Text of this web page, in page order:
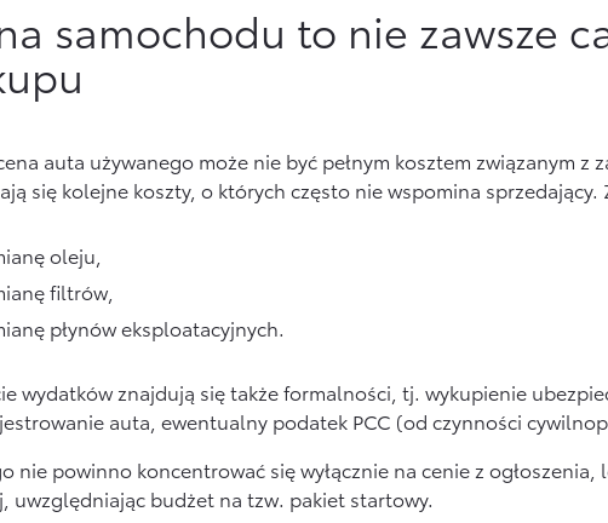
samochodu to nie zawsze
auta używanego może nie być pełnym kosztem związanym z
się kolejne koszty, o których często nie wspomina sprzedający.
oleju,
filtrów,
płynów eksploatacyjnych.
wydatków znajdują się także formalności, tj. wykupienie
auta, ewentualny podatek PCC (od czynności
nie powinno koncentrować się wyłącznie na cenie z ogłoszenia,
uwzględniając budżet na tzw. pakiet startowy.